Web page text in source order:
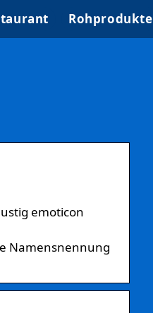
Rohprodukte
emoticon
Namensnennung